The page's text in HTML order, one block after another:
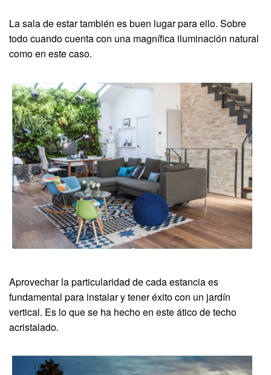
La sala de estar también es buen lugar para ello. Sobre
todo cuando cuenta con una magnífica iluminación natural
como en este caso.
Aprovechar la particularidad de cada estancia es
fundamental para instalar y tener éxito con un jardín
vertical. Es lo que se ha hecho en este ático de techo
acristalado.